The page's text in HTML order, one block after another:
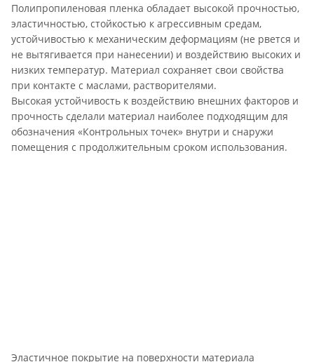
Полипропиленовая пленка обладает высокой прочностью,
эластичностью, стойкостью к агрессивным средам,
устойчивостью к механическим деформациям (не рвется и
не вытягивается при нанесении) и воздействию высоких и
низких температур. Материал сохраняет свои свойства
при контакте с маслами, растворителями.
Высокая устойчивость к воздействию внешних факторов и
прочность сделали материал наиболее подходящим для
обозначения «Контрольных точек» внутри и снаружи
помещения с продолжительным сроком использования.
Эластичное покрытие на поверхности материала